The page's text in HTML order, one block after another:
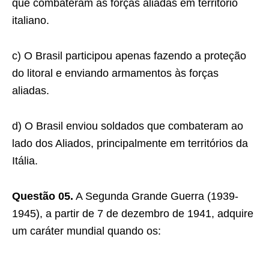
que combateram as forças aliadas em território
italiano.
c) O Brasil participou apenas fazendo a proteção
do litoral e enviando armamentos às forças
aliadas.
d) O Brasil enviou soldados que combateram ao
lado dos Aliados, principalmente em territórios da
Itália.
Questão 05. A Segunda Grande Guerra (1939-
1945), a partir de 7 de dezembro de 1941, adquire
um caráter mundial quando os: